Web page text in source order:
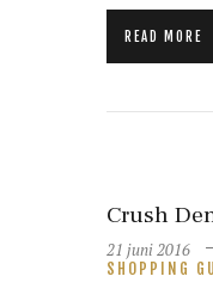
READ MORE
Crush
21 juni 2016
SHOPPING